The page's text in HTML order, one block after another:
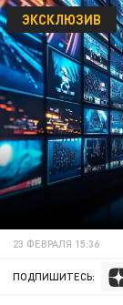
ЭКСКЛЮЗИВ
23 ФЕВРАЛЯ 15:36
ПОДПИШИТЕСЬ: